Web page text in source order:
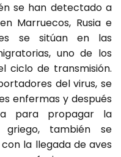
se han detectado a
Marruecos, Rusia e
se sitúan en las
uno de los
ciclo de transmisión.
del virus, se
enfermas y después
para propagar la
también se
la llegada de aves